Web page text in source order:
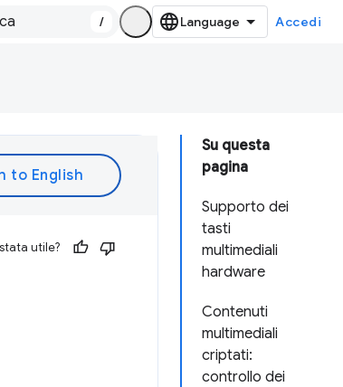
/ Accedi
Su questa
pagina
Supporto dei
tasti
multimediali
hardware
Contenuti
multimediali
criptati:
controllo dei
utile?